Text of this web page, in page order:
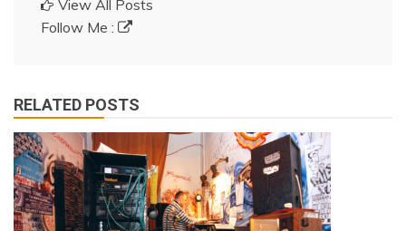
View All Posts
Follow Me :
RELATED POSTS